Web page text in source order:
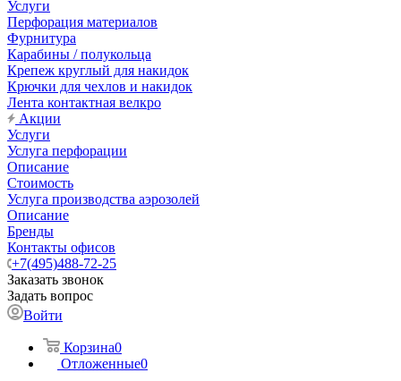
Услуги
Перфорация материалов
Фурнитура
Карабины / полукольца
Крепеж круглый для накидок
Крючки для чехлов и накидок
Лента контактная велкро
Акции
Услуги
Услуга перфорации
Описание
Стоимость
Услуга производства аэрозолей
Описание
Бренды
Контакты офисов
+7(495)488-72-25
Заказать звонок
Задать вопрос
Войти
Корзина0
Отложенные0